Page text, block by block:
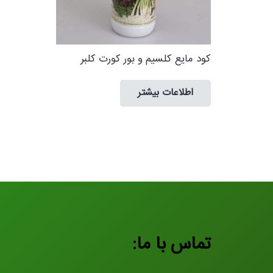
کود مایع کلسیم و بور كورت كلبر
اطلاعات بیشتر
تماس با ما: